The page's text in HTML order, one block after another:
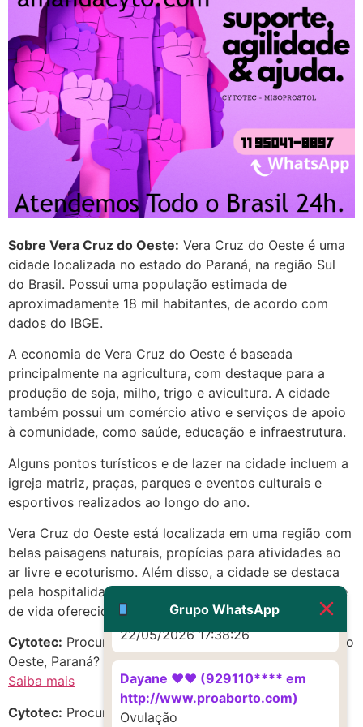
Sobre Vera Cruz do Oeste: Vera Cruz do Oeste é uma
cidade localizada no estado do Paraná, na região Sul
do Brasil. Possui uma população estimada de
aproximadamente 18 mil habitantes, de acordo com
dados do IBGE.
A economia de Vera Cruz do Oeste é baseada
principalmente na agricultura, com destaque para a
produção de soja, milho, trigo e avicultura. A cidade
também possui um comércio ativo e serviços de apoio
à comunidade, como saúde, educação e infraestrutura.
Alguns pontos turísticos e de lazer na cidade incluem a
igreja matriz, praças, parques e eventos culturais e
esportivos realizados ao longo do ano.
Vera Cruz do Oeste está localizada em uma região com
belas paisagens naturais, propícias para atividades ao
ar livre e ecoturismo. Além disso, a cidade se destaca
pela hospitalidade de seus moradores e pela qualidade
de vida oferecida aos seus habitantes.
Cytotec: Procurando m.i.s.o.p.r.o.s.t.o.l em Vera Cruz do
Oeste, Paraná? Confira as melhores opções!
Saiba mais
Cytotec: Procurando Citotec no estado de Paraná?
Grupo WhatsApp
G (1199866**** em
http://www.proaborto.com)
Mulheres vocês sabem dizer
quem já tomou os remédio se
depois que para de menstruar
começa a sair um líquido
transparente, se é normal ?
22/05/2026 17:10:05
(879121**** em
http://www.proaborto.com)
Deve ser normal
22/05/2026 17:19:15
Eu acho, não sei
22/05/2026 17:19:16
(879121**** em
Deve ser um corrimento normal
mesmo
G (1199866**** em
http://www.proaborto.com)
Muito obrigadaaaaa
22/05/2026 17:38:26
Dayane ♥️♥️ (929110**** em
http://www.proaborto.com)
Ovulação